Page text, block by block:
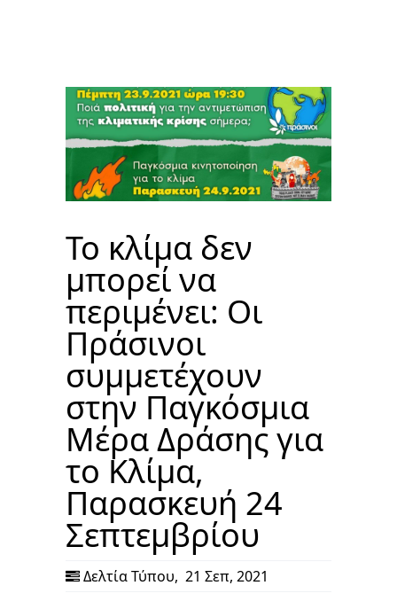
Το κλίμα δεν
μπορεί να
περιμένει: Οι
Πράσινοι
συμμετέχουν
στην Παγκόσμια
Μέρα Δράσης για
το Κλίμα,
Παρασκευή 24
Σεπτεμβρίου
Δελτία Τύπου, 21 Σεπ, 2021